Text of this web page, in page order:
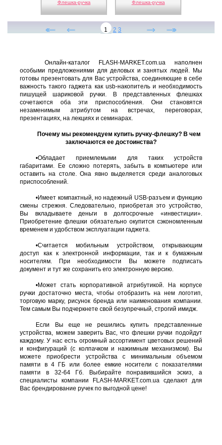
Флешка-ручка
Флешка-ручка
1 2 3
Онлайн-каталог FLASH-MARKET.com.ua наполнен
особыми предложениями для деловых и занятых людей. Мы
готовы презентовать для Вас устройства, соединяющие в себе
важность такого гаджета как usb-накопитель и необходимость
пишущей шариковой ручки. В представленных флешках
сочетаются оба эти приспособления. Они становятся
незаменимым атрибутом на встречах, переговорах,
презентациях, на лекциях и семинарах.
Почему мы рекомендуем купить ручку-флешку? В чем
заключаются ее достоинства?
•Обладает приемлемыми для таких устройств
габаритами. Ее сложно потерять, забыть в компьютере или
оставить на столе. Она явно выделяется среди аналоговых
приспособлений.
•Имеет компактный, но надежный USB-разъем и функцию
смены стрежня. Следовательно, приобретая это устройство,
Вы вкладываете деньги в долгосрочные «инвестиции».
Приобретение флешки обязательно окупится сэкономленным
временем и удобством эксплуатации гаджета.
•Считается мобильным устройством, открывающим
доступ как к электронной информации, так и к бумажным
носителям. При необходимости Вы можете подписать
документ и тут же сохранить его электронную версию.
•Может стать корпоративной атрибутикой. На корпусе
ручки достаточно места, чтобы отобразить на нем логотип,
торговую марку, рисунок бренда или наименования компании.
Тем самым Вы подчеркнете свой безупречный, строгий имидж.
Если Вы еще не решились купить представленные
устройства, можем заверить Вас, что флешки ручки подойдут
каждому. У нас есть огромный ассортимент цветовых решений
и конфигураций (с колпачком и нажимным механизмом). Вы
можете приобрести устройства с минимальным объемом
памяти в 4 ГБ или более емкие носители с показателями
памяти в 32-64 Гб. Выбирайте понравившийся эскиз, а
специалисты компании FLASH-MARKET.com.ua сделают для
Вас брендирование ручек по выгодной цене!